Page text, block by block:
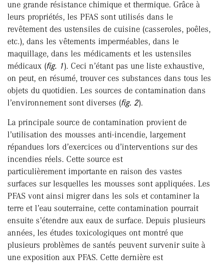
une grande résistance chimique et thermique. Grâce à
leurs propriétés, les PFAS sont utilisés dans le
revêtement des ustensiles de cuisine (casseroles, poêles,
etc.), dans les vêtements imperméables, dans le
maquillage, dans les médicaments et les ustensiles
médicaux (fig. 1). Ceci n’étant pas une liste exhaustive,
on peut, en résumé, trouver ces substances dans tous les
objets du quotidien. Les sources de contamination dans
l’environnement sont diverses (fig. 2).
La principale source de contamination provient de
l’utilisation des mousses anti-incendie, largement
répandues lors d’exercices ou d’interventions sur des
incendies réels. Cette source est
particulièrement importante en raison des vastes
surfaces sur lesquelles les mousses sont appliquées. Les
PFAS vont ainsi migrer dans les sols et contaminer la
terre et l’eau souterraine, cette contamination pourrait
ensuite s’étendre aux eaux de surface. Depuis plusieurs
années, les études toxicologiques ont montré que
plusieurs problèmes de santés peuvent survenir suite à
une exposition aux PFAS. Cette dernière est